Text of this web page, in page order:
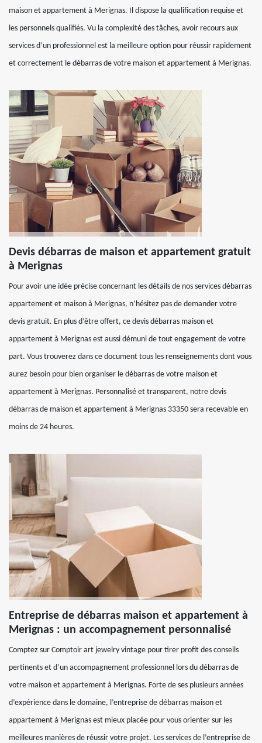
maison et appartement à Merignas. Il dispose la qualification requise et
les personnels qualifiés. Vu la complexité des tâches, avoir recours aux
services d’un professionnel est la meilleure option pour réussir rapidement
et correctement le débarras de votre maison et appartement à Merignas.
Devis débarras de maison et appartement gratuit
à Merignas
Pour avoir une idée précise concernant les détails de nos services débarras
appartement et maison à Merignas, n’hésitez pas de demander votre
devis gratuit. En plus d’être offert, ce devis débarras maison et
appartement à Merignas est aussi démuni de tout engagement de votre
part. Vous trouverez dans ce document tous les renseignements dont vous
aurez besoin pour bien organiser le débarras de votre maison et
appartement à Merignas. Personnalisé et transparent, notre devis
débarras de maison et appartement à Merignas 33350 sera recevable en
moins de 24 heures.
Entreprise de débarras maison et appartement à
Merignas : un accompagnement personnalisé
Comptez sur Comptoir art jewelry vintage pour tirer profit des conseils
pertinents et d’un accompagnement professionnel lors du débarras de
votre maison et appartement à Merignas. Forte de ses plusieurs années
d’expérience dans le domaine, l’entreprise de débarras maison et
appartement à Merignas est mieux placée pour vous orienter sur les
meilleures manières de réussir votre projet. Les services de l’entreprise de